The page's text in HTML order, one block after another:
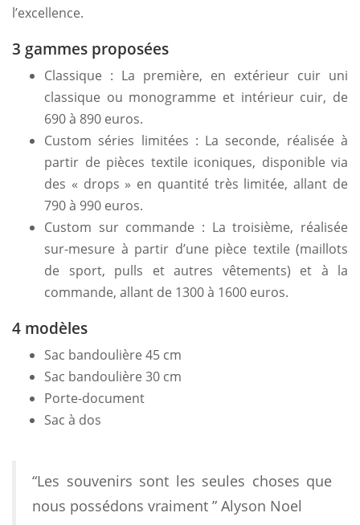
l’excellence.
3 gammes proposées
Classique : La première, en extérieur cuir uni
classique ou monogramme et intérieur cuir, de
690 à 890 euros.
Custom séries limitées : La seconde, réalisée à
partir de pièces textile iconiques, disponible via
des « drops » en quantité très limitée, allant de
790 à 990 euros.
Custom sur commande : La troisième, réalisée
sur-mesure à partir d’une pièce textile (maillots
de sport, pulls et autres vêtements) et à la
commande, allant de 1300 à 1600 euros.
4 modèles
Sac bandoulière 45 cm
Sac bandoulière 30 cm
Porte-document
Sac à dos
“Les souvenirs sont les seules choses que
nous possédons vraiment ” Alyson Noel